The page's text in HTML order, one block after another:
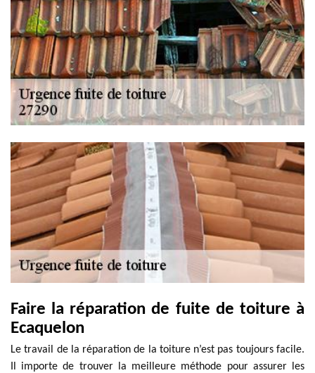
Faire la réparation de fuite de toiture à
Ecaquelon
Le travail de la réparation de la toiture n’est pas toujours facile.
Il importe de trouver la meilleure méthode pour assurer les